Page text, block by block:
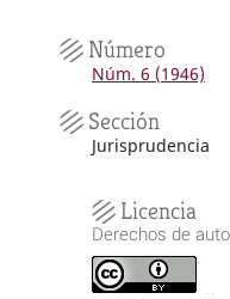
Número
Núm. 6 (1946)
Sección
Jurisprudencia
Licencia
Derechos de